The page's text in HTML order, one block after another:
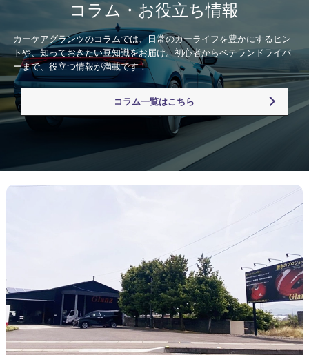
コラム・お役立ち情報
カーケアグランツのコラムでは、日常のカーライフを豊かにするヒン
トや、知っておきたい豆知識をお届け。初心者からベテランドライバ
ーまで、役立つ情報が満載です！
コラム一覧はこちら